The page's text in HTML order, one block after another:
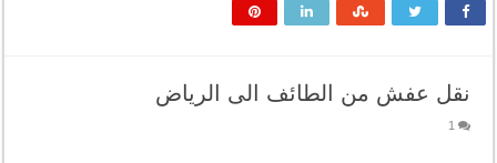
نقل عفش من الطائف الى الرياض
1